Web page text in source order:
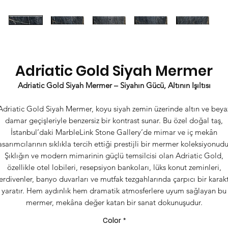
Adriatic Gold Siyah Mermer
Adriatic Gold Siyah Mermer – Siyahın Gücü, Altının Işıltısı
Gold Siyah Mermer, koyu siyah zemin üzerinde altın ve
damar geçişleriyle benzersiz bir kontrast sunar. Bu özel doğal taş,
İstanbul’daki MarbleLink Stone Gallery’de mimar ve iç mekân
sıklıkla tercih ettiği prestijli bir mermer
Şıklığın ve modern mimarinin güçlü temsilcisi olan Adriatic Gold,
özellikle otel lobileri, resepsiyon bankoları, lüks konut zeminleri,
banyo duvarları ve mutfak tezgahlarında çarpıcı bir
yaratır. Hem aydınlık hem dramatik atmosferlere uyum sağlayan bu
mermer, mekâna değer katan bir sanat dokunuşudur.
Color *